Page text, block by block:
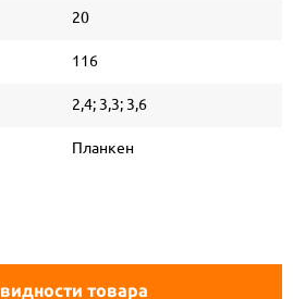
20
116
2,4; 3,3; 3,6
Планкен
товара